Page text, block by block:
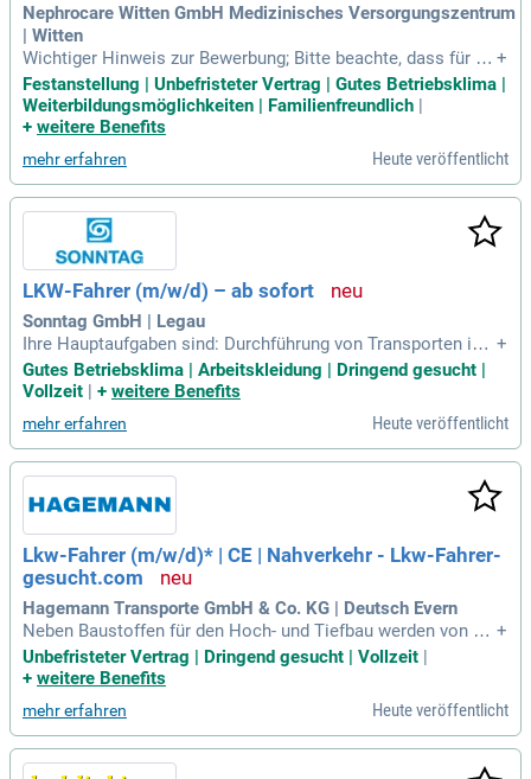
Nephrocare Witten GmbH Medizinisches Versorgungszentrum
| Witten
Wichtiger Hinweis zur Bewerbung; Bitte beachte, dass für de
ine Bewerbung ein persönlicher Account in unserem Bewerb
ungsportal erforderlich ist. Die Registrierung dauert nur etw
a 5 Minuten.
+
Festanstellung | Unbefristeter Vertrag | Gutes Betriebsklima |
Weiterbildungsmöglichkeiten | Familienfreundlich |
+ weitere Benefits
mehr erfahren Heute veröffentlicht
LKW-Fahrer (m/w/d) – ab sofort
Sonntag GmbH | Legau
Ihre Hauptaufgaben sind: Durchführung von Transporten im
regionalen Nahverkehr (keine Übernachtungen); Be- und Entl
aden des Fahrzeugs sowie Sicherung der Ladung; Pflege, Ko
gesetzlichen Vorschriften
+
Gutes Betriebsklima | Arbeitskleidung | Dringend gesucht |
Vollzeit | + weitere Benefits
mehr erfahren Heute veröffentlicht
Lkw-Fahrer (m/w/d)* | CE | Nahverkehr - Lkw-Fahrer-
gesucht.com
Hagemann Transporte GmbH & Co. KG | Deutsch Evern
Neben Baustoffen für den Hoch- und Tiefbau werden von un
s Betonbauwerke, Fertiggaragen, Stahl- und Holzkonstruktio
nen sowie Fertigbauteile transportiert.
+
Unbefristeter Vertrag | Dringend gesucht | Vollzeit
+ weitere Benefits
mehr erfahren Heute veröffentlicht